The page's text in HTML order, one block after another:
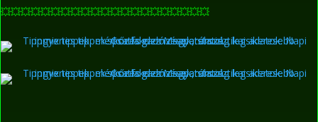
💥💥💥💥💥💥💥💥💥💥💥💥💥💥💥💥💥💥💥💥💥